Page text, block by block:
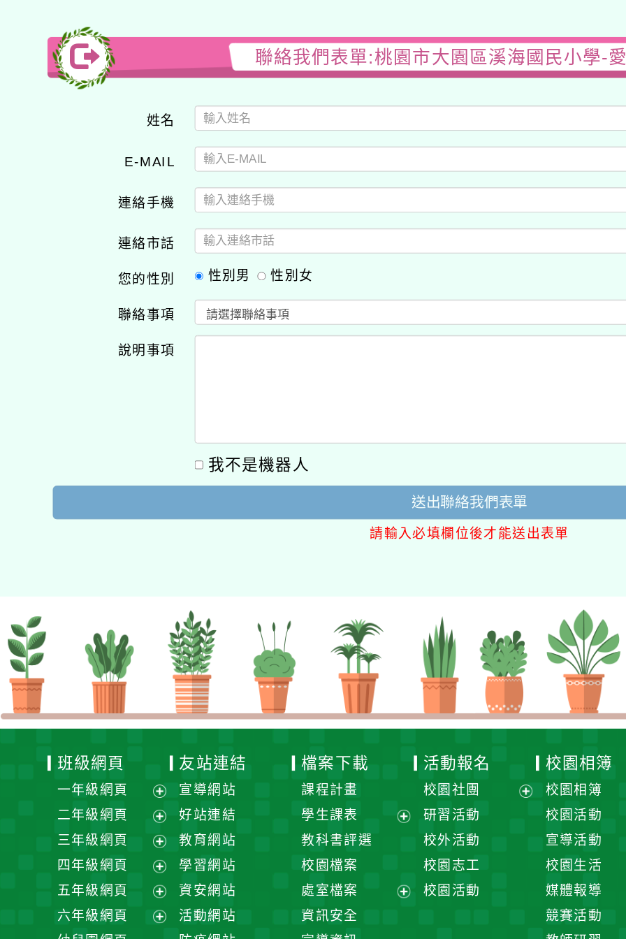
聯絡我們表單:桃園市大園區溪海國民小學-
姓名
E-MAIL
連絡手機
連絡市話
您的性別 性別男 性別女
聯絡事項
說明事項
我不是機器人
送出聯絡我們表單
請輸入必填欄位後才能送出表單
班級網頁
一年級網頁
展
開
選
單
二年級網頁
展
開
選
單
三年級網頁
展
開
選
單
四年級網頁
展
開
選
五年級網頁
展
開
六年級網頁
友站連結
宣導網站
好站連結
教育網站
學習網站
資安網站
活動網站
檔案下載
課程計畫
學生課表
單
教科書評選
校園檔案
處室檔案
資訊安全
活動報名
校園社團
研習活動
校外活動
校園志工
校園活動
校園相簿
校園相簿
校園活動
宣導活動
校園生活
媒體報導
競賽活動